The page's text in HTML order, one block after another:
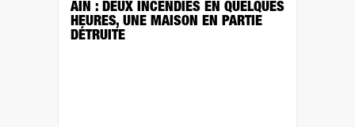
AIN : DEUX INCENDIES EN QUELQUES
HEURES, UNE MAISON EN PARTIE
DÉTRUITE